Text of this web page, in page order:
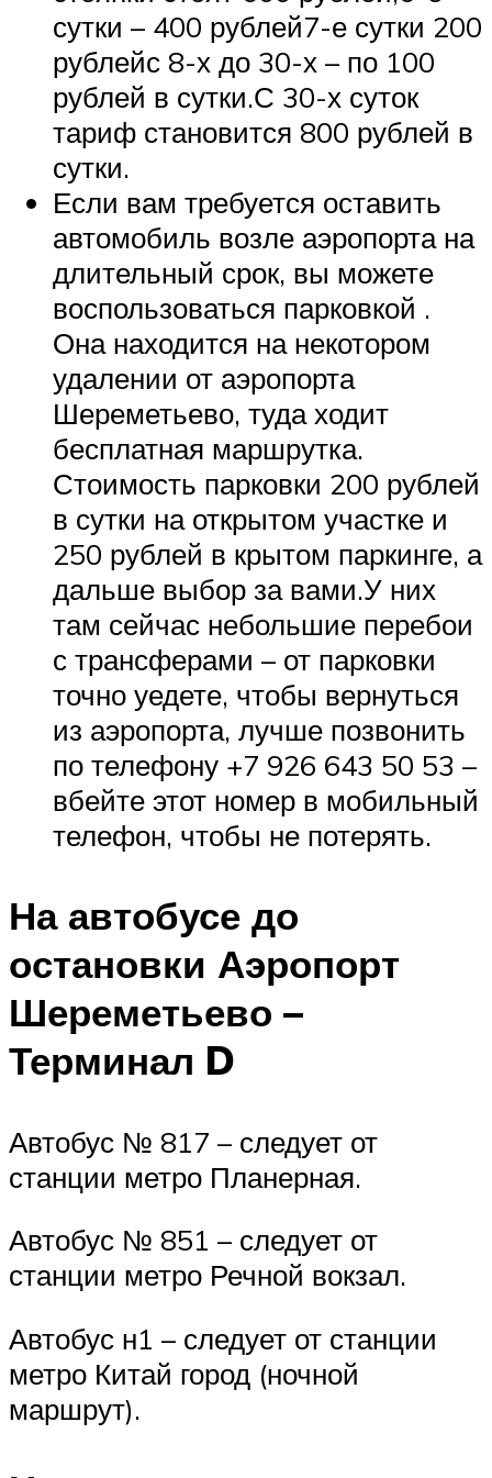
сутки – 400 рублей7-е сутки 200
рублейс 8-х до 30-х – по 100
рублей в сутки.С 30-х суток
тариф становится 800 рублей в
сутки.
Если вам требуется оставить
автомобиль возле аэропорта на
длительный срок, вы можете
воспользоваться парковкой .
Она находится на некотором
удалении от аэропорта
Шереметьево, туда ходит
бесплатная маршрутка.
Стоимость парковки 200 рублей
в сутки на открытом участке и
250 рублей в крытом паркинге, а
дальше выбор за вами.У них
там сейчас небольшие перебои
с трансферами – от парковки
точно уедете, чтобы вернуться
из аэропорта, лучше позвонить
по телефону +7 926 643 50 53 –
вбейте этот номер в мобильный
телефон, чтобы не потерять.
На автобусе до
остановки Аэропорт
Шереметьево –
Терминал D
Автобус № 817 – следует от
станции метро Планерная.
Автобус № 851 – следует от
станции метро Речной вокзал.
Автобус н1 – следует от станции
метро Китай город (ночной
маршрут).